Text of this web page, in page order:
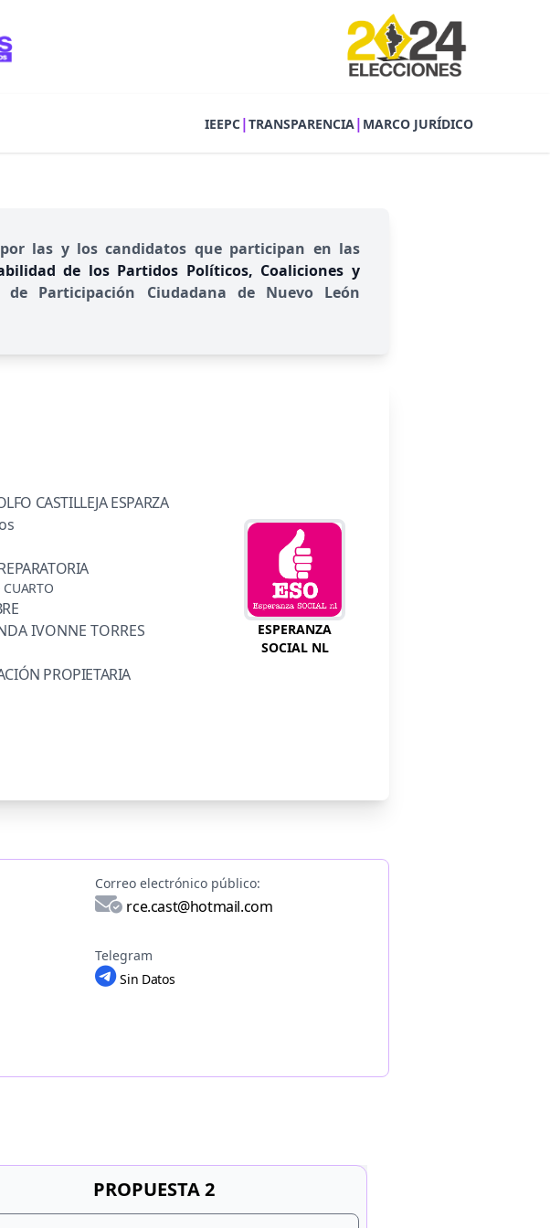
IEEPC|TRANSPARENCIA| MARCO JURÍDICO
por las y los candidatos que participan en las
de los Partidos Políticos, Coaliciones y
Participación Ciudadana de Nuevo León
CASTILLEJA ESPARZA
IVONNE TORRES
PROPIETARIA
ESPERANZA
SOCIAL NL
Correo electrónico público:
rce.cast@hotmail.com
Telegram
Sin Datos
PROPUESTA 2